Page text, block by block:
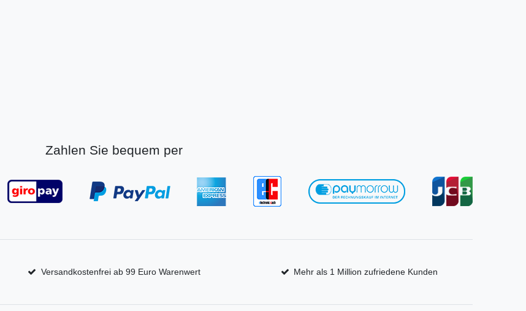
Zahlen Sie bequem per
Versandkostenfrei ab 99 Euro Warenwert Mehr als 1 Million zufriedene Kunden